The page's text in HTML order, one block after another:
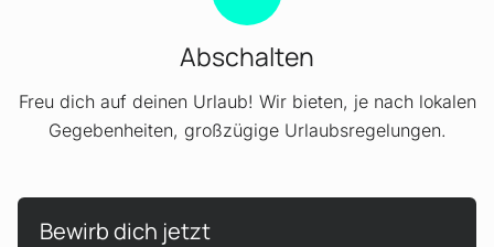
Abschalten
Freu dich auf deinen Urlaub! Wir bieten, je nach lokalen
Gegebenheiten, großzügige Urlaubsregelungen.
Bewirb dich jetzt